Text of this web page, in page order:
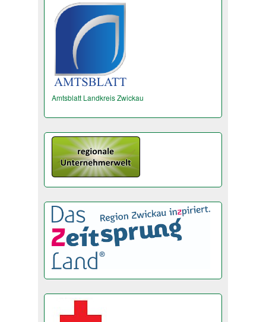
Amtsblatt Landkreis Zwickau